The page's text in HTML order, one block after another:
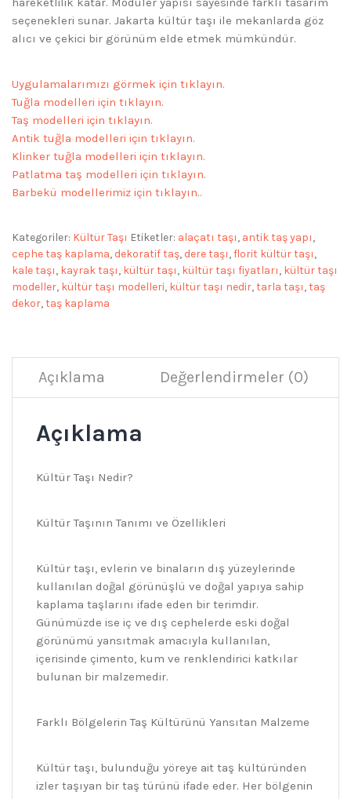
seçenekleri sunar. Jakarta kültür taşı ile mekanlarda göz
alıcı ve çekici bir görünüm elde etmek mümkündür.
Uygulamalarımızı görmek için tıklayın.
Tuğla modelleri için tıklayın.
Taş modelleri için tıklayın.
Antik tuğla modelleri için tıklayın.
Klinker tuğla modelleri için tıklayın.
Patlatma taş modelleri için tıklayın.
Barbekü modellerimiz için tıklayın..
Kategoriler: Kültür Taşı Etiketler: alaçatı taşı, antik taş yapı,
cephe taş kaplama, dekoratif taş, dere taşı,florit kültür taşı,
kale taşı, kayrak taşı, kültür taşı, kültür taşı fiyatları, kültür taşı
modeller, kültür taşı modelleri, kültür taşı nedir,tarla taşı,taş
dekor,taş kaplama
Açıklama Değerlendirmeler (0)
Açıklama
Kültür Taşı Nedir?
Kültür Taşının Tanımı ve Özellikleri
Kültür taşı, evlerin ve binaların dış yüzeylerinde
kullanılan doğal görünüşlü ve doğal yapıya sahip
kaplama taşlarını ifade eden bir terimdir.
Günümüzde ise iç ve dış cephelerde eski doğal
görünümü yansıtmak amacıyla kullanılan,
içerisinde çimento, kum ve renklendirici katkılar
bulunan bir malzemedir.
Farklı Bölgelerin Taş Kültürünü Yansıtan Malzeme
Kültür taşı, bulunduğu yöreye ait taş kültüründen
izler taşıyan bir taş türünü ifade eder. Her bölgenin